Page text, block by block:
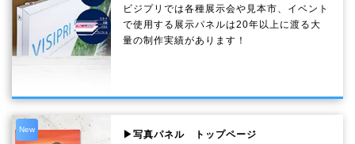
ビジプリでは各種展示会や見本市、イベント
で使用する展示パネルは20年以上に渡る大
量の制作実績があります！
New
▶写真パネル トップページ